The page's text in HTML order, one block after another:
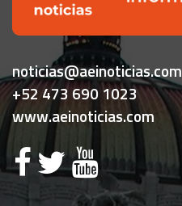
noticias@aeinoticias.com
+52 473 690 1023
www.aeinoticias.com